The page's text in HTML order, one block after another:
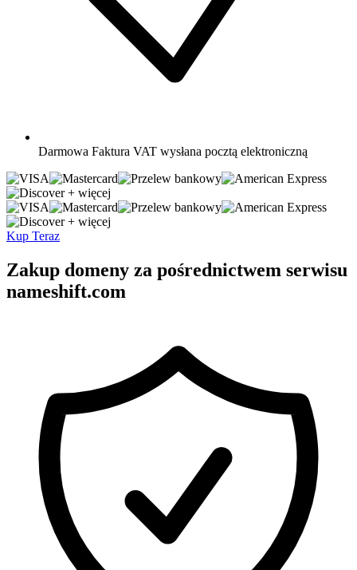
Darmowa Faktura VAT wysłana pocztą elektroniczną
+ więcej
+ więcej
Kup Teraz
Zakup domeny za pośrednictwem serwisu
nameshift.com